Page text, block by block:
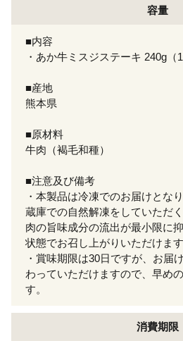
容量
■内容
・あか牛ミスジステーキ 240g（
■産地
熊本県
■原材料
牛肉（褐毛和種）
■注意及び備考
・本製品は冷凍でのお届けとな
蔵庫での自然解凍をしていただ
肉の旨味成分の流出が最小限に
状態でお召し上がりいただけます
・賞味期限は30日ですが、お届
わっていただけますので、早め
す。
消費期限